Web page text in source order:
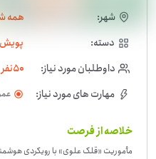
شهر:
همه
دسته:
داوطلبان مورد نیاز:
50نفر
مهارت های مورد نیاز:
خلاصه از فرصت
مأموریت «قلک علوی» با رویکردی